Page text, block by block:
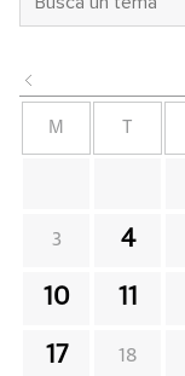
M
3 4
10 11
17 18